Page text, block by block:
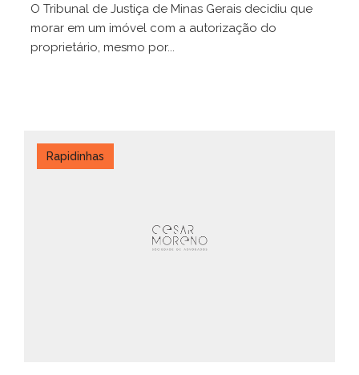
O Tribunal de Justiça de Minas Gerais decidiu que
morar em um imóvel com a autorização do
proprietário, mesmo por...
Rapidinhas